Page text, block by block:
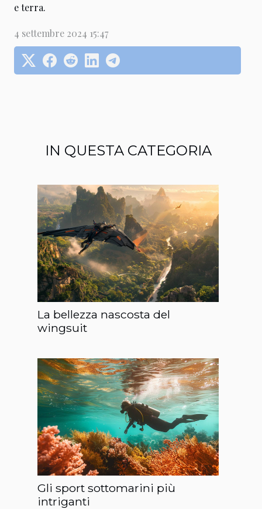
e terra.
4 settembre 2024 15:47
IN QUESTA CATEGORIA
La bellezza nascosta del
wingsuit
Gli sport sottomarini più
intriganti